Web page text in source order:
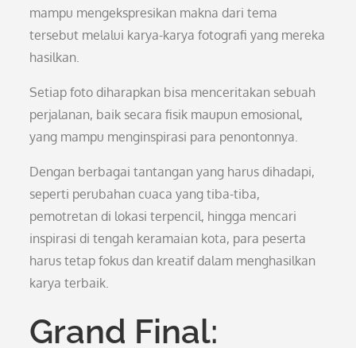
mampu mengekspresikan makna dari tema
tersebut melalui karya-karya fotografi yang mereka
hasilkan.
Setiap foto diharapkan bisa menceritakan sebuah
perjalanan, baik secara fisik maupun emosional,
yang mampu menginspirasi para penontonnya.
Dengan berbagai tantangan yang harus dihadapi,
seperti perubahan cuaca yang tiba-tiba,
pemotretan di lokasi terpencil, hingga mencari
inspirasi di tengah keramaian kota, para peserta
harus tetap fokus dan kreatif dalam menghasilkan
karya terbaik.
Grand Final: